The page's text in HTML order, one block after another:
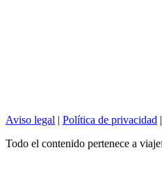
Aviso legal Política de privacidad
Todo el contenido pertenece a